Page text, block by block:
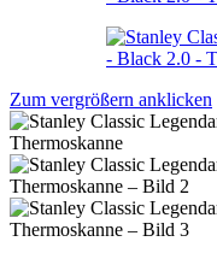
Zum vergrößern anklicken